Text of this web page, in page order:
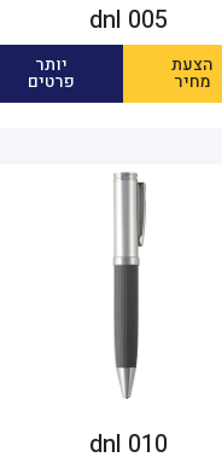
dnl 005
הצעת
מחיר
יותר
פרטים
dnl 010